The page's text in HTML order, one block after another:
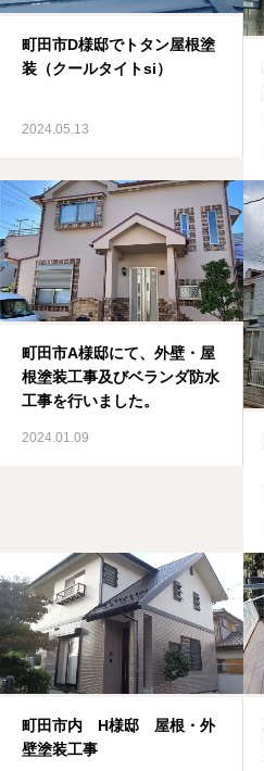
町田市D様邸でトタン屋根塗
装（クールタイトsi）
2024.05.13
町田市A様邸にて、外壁・屋
根塗装工事及びベランダ防水
工事を行いました。
2024.01.09
町田市内 H様邸 屋根・外
壁塗装工事